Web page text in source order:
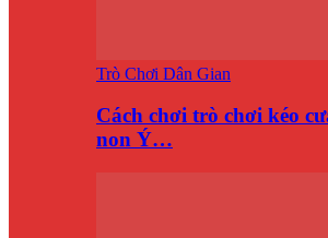
Trò Chơi Dân Gian
Cách chơi trò chơi kéo
non Ý…